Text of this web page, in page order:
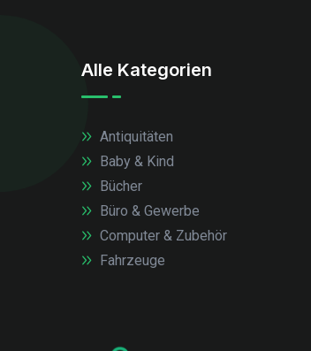
Alle Kategorien
Antiquitäten
Baby & Kind
Bücher
Büro & Gewerbe
Computer & Zubehör
Fahrzeuge